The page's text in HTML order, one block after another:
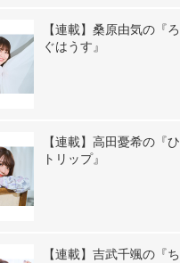
【連載】桑原由気の『ろ
ぐはうす』
【連載】高田憂希の『ひ
トリップ』
【連載】吉武千颯の『ち